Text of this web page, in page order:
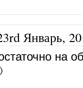
Январь,
на